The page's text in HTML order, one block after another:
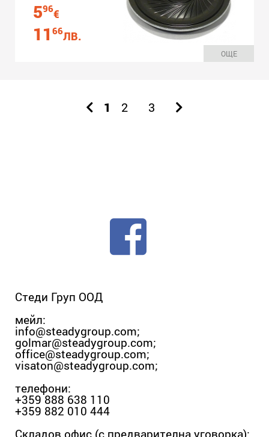
596€
11 66ЛВ.
ОЩЕ
1 2 3
Стеди Груп ООД
мейл:
info@steadygroup.com;
golmar@steadygroup.com;
office@steadygroup.com;
visaton@steadygroup.com;
телефони:
+359 888 638 110
+359 882 010 444
Складов офис (с предварителна уговорка):